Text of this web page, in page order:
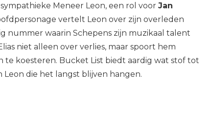
Meneer Leon, een rol voor Jan
vertelt Leon over zijn overleden
nummer waarin Schepens zijn muzikaal talent
niet alleen over verlies, maar spoort hem
te koesteren. Bucket List biedt aardig wat stof tot
Leon die het langst blijven hangen.